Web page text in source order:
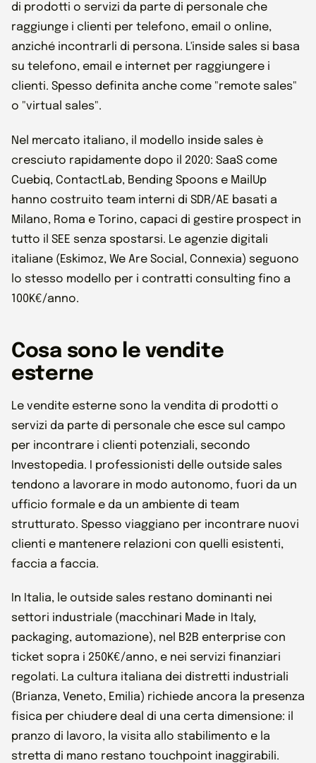
di prodotti o servizi da parte di personale che
raggiunge i clienti per telefono, email o online,
anziché incontrarli di persona. L'inside sales si basa
su telefono, email e internet per raggiungere i
clienti. Spesso definita anche come "remote sales"
o "virtual sales".
Nel mercato italiano, il modello inside sales è
cresciuto rapidamente dopo il 2020: SaaS come
Cuebiq, ContactLab, Bending Spoons e MailUp
hanno costruito team interni di SDR/AE basati a
Milano, Roma e Torino, capaci di gestire prospect in
tutto il SEE senza spostarsi. Le agenzie digitali
italiane (Eskimoz, We Are Social, Connexia) seguono
lo stesso modello per i contratti consulting fino a
100K€/anno.
Cosa sono le vendite
esterne
Le vendite esterne sono la vendita di prodotti o
servizi da parte di personale che esce sul campo
per incontrare i clienti potenziali, secondo
Investopedia. I professionisti delle outside sales
tendono a lavorare in modo autonomo, fuori da un
ufficio formale e da un ambiente di team
strutturato. Spesso viaggiano per incontrare nuovi
clienti e mantenere relazioni con quelli esistenti,
faccia a faccia.
In Italia, le outside sales restano dominanti nei
settori industriale (macchinari Made in Italy,
packaging, automazione), nel B2B enterprise con
ticket sopra i 250K€/anno, e nei servizi finanziari
regolati. La cultura italiana dei distretti industriali
(Brianza, Veneto, Emilia) richiede ancora la presenza
fisica per chiudere deal di una certa dimensione: il
pranzo di lavoro, la visita allo stabilimento e la
stretta di mano restano touchpoint inaggirabili.